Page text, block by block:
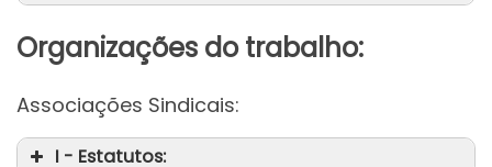
Organizações do trabalho:
Associações Sindicais:
I - Estatutos: